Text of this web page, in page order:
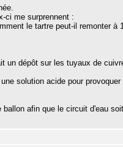
ci me surprennent :
le tartre peut-il remonter à
un dépôt sur les tuyaux de
solution acide pour
afin que le circuit d'eau